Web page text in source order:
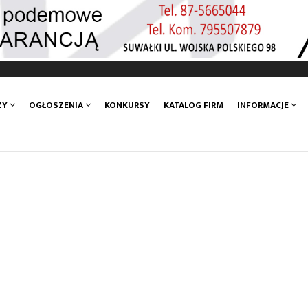
OGŁOSZENIA KONKURSY KATALOG FIRM INFORMACJE